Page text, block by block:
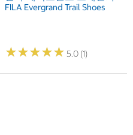
FILA Evergrand Trail Shoes
★★★★★
★★★★★ 5.0 (1)